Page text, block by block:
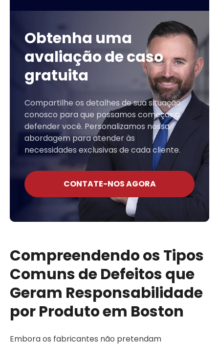
Obtenha uma
avaliação de caso
gratuita
Compartilhe os detalhes de sua situação
conosco para que possamos começar a
defender você. Personalizamos nossa
abordagem para atender às
necessidades exclusivas de cada cliente.
CONTATE-NOS AGORA
Compreendendo os Tipos
Comuns de Defeitos que
Geram Responsabilidade
por Produto em Boston
Embora os fabricantes não pretendam